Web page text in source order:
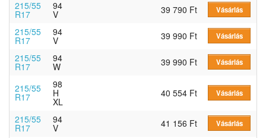
215/55
R17
94
V 39 790 Ft Vásárlás
215/55
R17
94
V 39 990 Ft Vásárlás
215/55
R17
94
W 39 990 Ft Vásárlás
215/55
R17
98
H
XL
40 554 Ft Vásárlás
215/55
R17
94
V 41 156 Ft Vásárlás